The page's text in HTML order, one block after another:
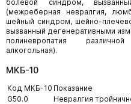
болевой синдром,
(межреберная невралгия,
шейный синдром, шейно-
вызванный дегенеративными
полиневропатия
алкогольная).
МКБ-10
Код МКБ-10 Показание
G50.0
Невралгия